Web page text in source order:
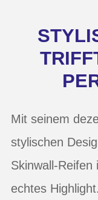
Mit seinem
stylischen
Skinwall-Reifen
echtes